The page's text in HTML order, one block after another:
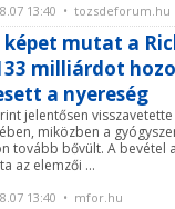
13:40 • tozsdeforum.hu
mutat a
milliárdot
a nyereség
jelentősen
miközben a
tovább bővült. A bevétel
az elemzői ...
13:40 • mfor.hu